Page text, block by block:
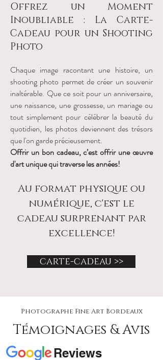
Offrez un Moment
Inoubliable : La Carte-
Cadeau pour un Shooting
Photo
Chaque image racontant une histoire, un
shooting photo permet de créer un souvenir
inaltérable. Que ce soit pour un anniversaire,
une naissance, une grossesse, un mariage ou
tout simplement pour célébrer la beauté du
quotidien, les photos deviennent des trésors
que l'on garde précieusement.
Offrir un bon cadeau, c’est offrir une œuvre
d'art unique qui traverse les années!
Au format physique ou
numérique, c'est le
cadeau surprenant par
excellence!
carte-cadeau >>
Photographe Fine Art Bordeaux
Témoignages & Avis
Reviews